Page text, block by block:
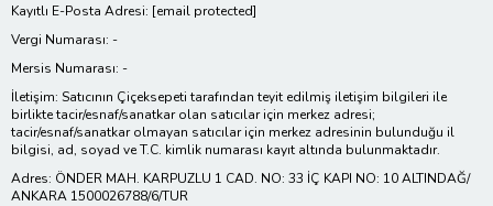
Kayıtlı E-Posta Adresi: [email protected]
Vergi Numarası: -
Mersis Numarası: -
İletişim: Satıcının Çiçeksepeti tarafından teyit edilmiş iletişim bilgileri ile
birlikte tacir/esnaf/sanatkar olan satıcılar için merkez adresi;
tacir/esnaf/sanatkar olmayan satıcılar için merkez adresinin bulunduğu il
bilgisi, ad, soyad ve T.C. kimlik numarası kayıt altında bulunmaktadır.
Adres: ÖNDER MAH. KARPUZLU 1 CAD. NO: 33 İÇ KAPI NO: 10 ALTINDAĞ/
ANKARA 1500026788/6/TUR